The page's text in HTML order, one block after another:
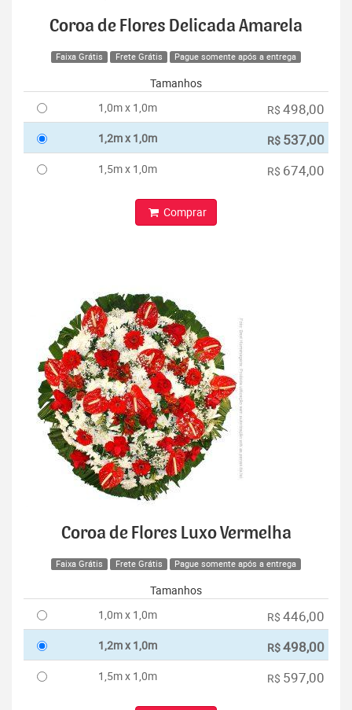
Coroa de Flores Delicada Amarela
Faixa Grátis Frete Grátis Pague somente após a entrega
Tamanhos
1,0m x 1,0m
R$ 498,00
1,2m x 1,0m R$ 537,00
1,5m x 1,0m R$ 674,00
Comprar
Coroa de Flores Luxo Vermelha
Faixa Grátis Frete Grátis Pague somente após a entrega
Tamanhos
1,0m x 1,0m
R$ 446,00
1,2m x 1,0m R$498,00
1,5m x 1,0m R$ 597,00